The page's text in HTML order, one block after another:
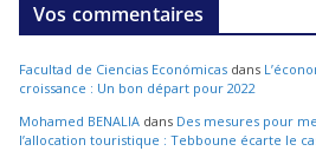
Vos commentaires
Facultad de Ciencias Económicas dans
croissance : Un bon départ pour 2022
Mohamed BENALIA dans Des mesures pour
l’allocation touristique : Tebboune écarte le